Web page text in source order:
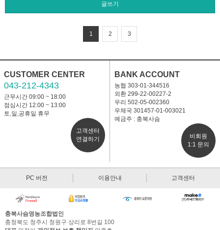
글쓰기
1 2 3
CUSTOMER CENTER
043-212-4343
근무시간 09:00 ~ 18:00
점심시간 12:00 ~ 13:00
토,일,공휴일 휴무
고객센터
연결하기
BANK ACCOUNT
농협 303-01-344516
외환 299-22-00227-2
우리 502-05-002360
우체국 301457-01-003021
예금주 : 충북사슴
비회원
1:1 문의
PC 버전 이용안내 고객센터
충북사슴영농조합법인
충청북도 청주시 청원구 상리로 8번길 100